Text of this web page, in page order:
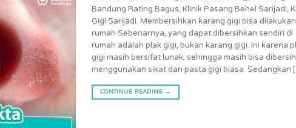
Bandung Rating Bagus, Klinik Pasang Behel Sarijadi,
Gigi Sarijadi. Membersihkan karang gigi bisa
rumah Sebenarnya, yang dapat dibersihkan sendiri di
rumah adalah plak gigi, bukan karang gigi. Ini karena
gigi masih bersifat lunak, sehingga masih bisa
menggunakan sikat dan pasta gigi biasa. Sedangkan
CONTINUE READING →